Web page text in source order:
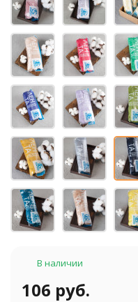
В наличии
106 руб.